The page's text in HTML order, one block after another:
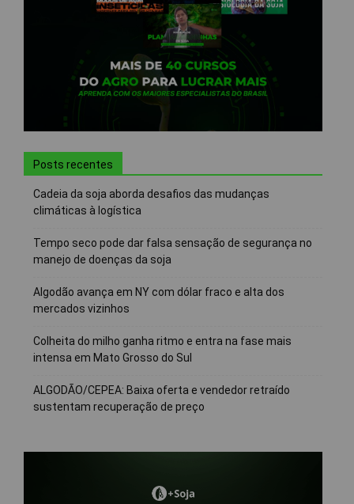
Posts recentes
Cadeia da soja aborda desafios das mudanças
climáticas à logística
Tempo seco pode dar falsa sensação de segurança no
manejo de doenças da soja
Algodão avança em NY com dólar fraco e alta dos
mercados vizinhos
Colheita do milho ganha ritmo e entra na fase mais
intensa em Mato Grosso do Sul
ALGODÃO/CEPEA: Baixa oferta e vendedor retraído
sustentam recuperação de preço